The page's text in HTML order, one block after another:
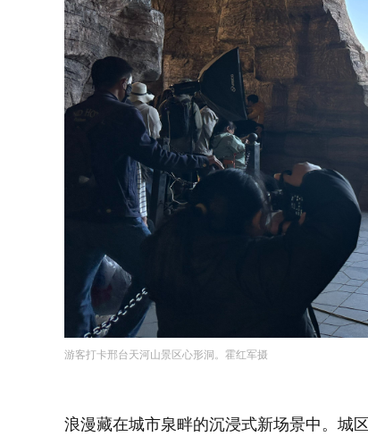
游客打卡邢台天河山景区心形洞。霍红军摄
浪漫藏在城市泉畔的沉浸式新场景中。城